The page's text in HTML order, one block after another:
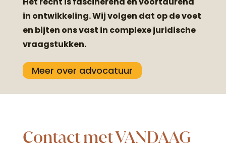
in ontwikkeling. Wij volgen dat op de voet
en bijten ons vast in complexe juridische
vraagstukken.
Meer over advocatuur
Contact met VANDAAG